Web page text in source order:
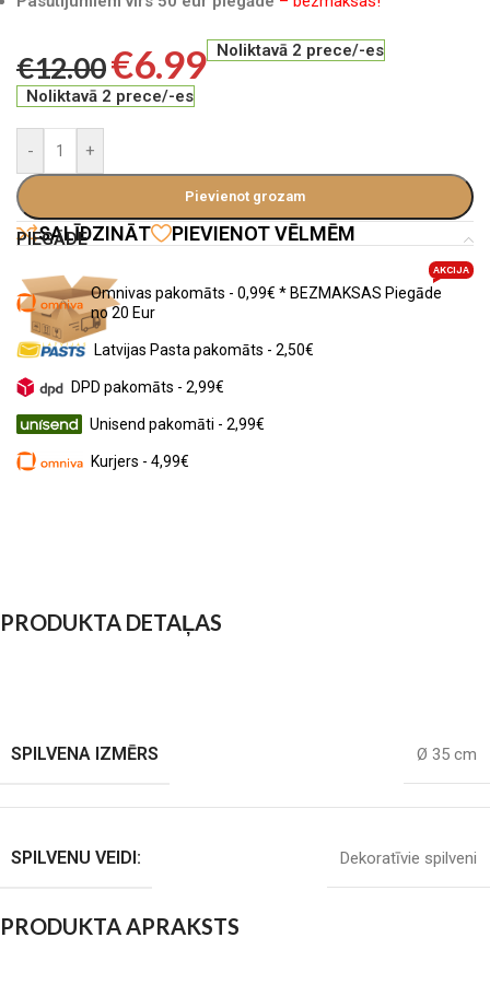
€12.00€6.99 Noliktavā 2 prece/-es
Noliktavā 2 prece/-es
- +
Pievienot grozam
SALĪDZINĀT PIEVIENOT VĒLMĒM
PIEGĀDE
Omnivas pakomāts - 0,99€ * BEZMAKSAS Piegāde
no 20 Eur
AKCIJA
Latvijas Pasta pakomāts - 2,50€
DPD pakomāts - 2,99€
Unisend pakomāti - 2,99€
Kurjers - 4,99€
PRODUKTA DETAĻAS
SPILVENA IZMĒRS Ø 35 cm
SPILVENU VEIDI: Dekoratīvie spilveni
PRODUKTA APRAKSTS